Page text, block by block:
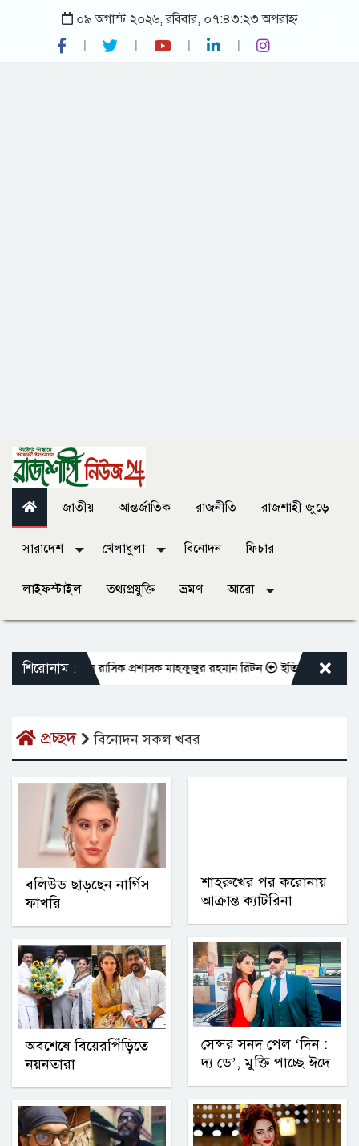
০৯ অগাস্ট ২০২৬, রবিবার, ০৭:৪৩:২৩ অপরাহ্ন
জাতীয় আন্তর্জাতিক রাজনীতি রাজশাহী জুড়ে
সারাদেশ খেলাধুলা বিনোদন ফিচার
লাইফস্টাইল তথ্যপ্রযুক্তি ভ্রমণ আরো
শিরোনাম :
জানালেন রাসিক প্রশাসক মাহফুজুর রহমান রিটন ইতিহাস-ঐতিহ্যের সাক্ষী
প্রচ্ছদ বিনোদন সকল খবর
বলিউড ছাড়ছেন নার্গিস
ফাখরি
অবশেষে বিয়েরপিঁড়িতে
নয়নতারা
শাহরুখের পর করোনায়
আক্রান্ত ক্যাটরিনা
সেন্সর সনদ পেল ‘দিন :
দ্য ডে’, মুক্তি পাচ্ছে ঈদে